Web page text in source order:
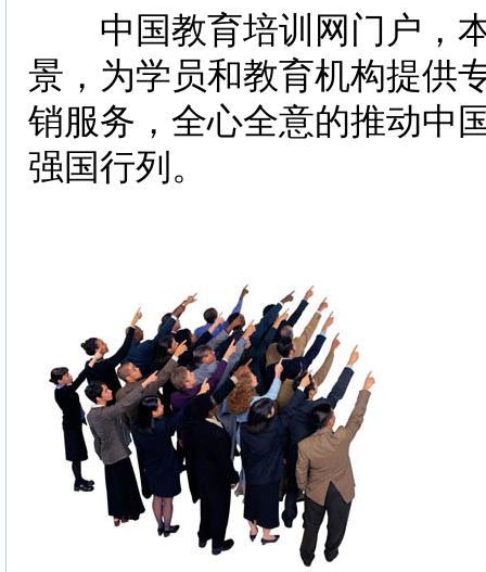
中国教育培训网门户，本
景，为学员和教育机构提供
销服务，全心全意的推动中
强国行列。